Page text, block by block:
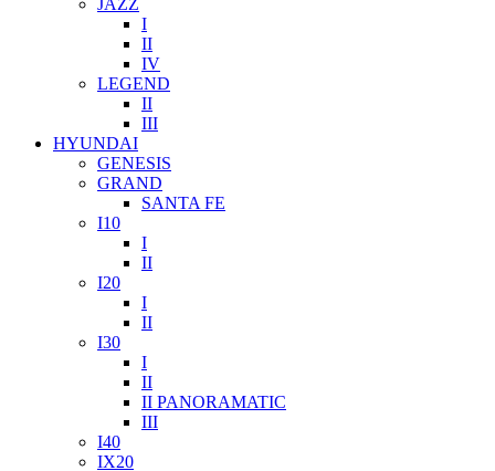
JAZZ
I
II
IV
LEGEND
II
III
HYUNDAI
GENESIS
GRAND
SANTA FE
I10
I
II
I20
I
II
I30
I
II
II PANORAMATIC
III
I40
IX20